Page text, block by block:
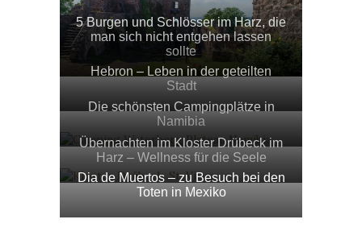
5 Burgen und Schlösser im Harz, die
man sich nicht entgehen lassen
sollte
Hebron – Leben in der geteilten
Stadt
Die schönsten Campingplätze in
Namibia
Übernachten im Kloster Drübeck im
Harz – Wellness für die Seele
Dia de Muertos – zu Besuch bei den
Toten in Mexiko